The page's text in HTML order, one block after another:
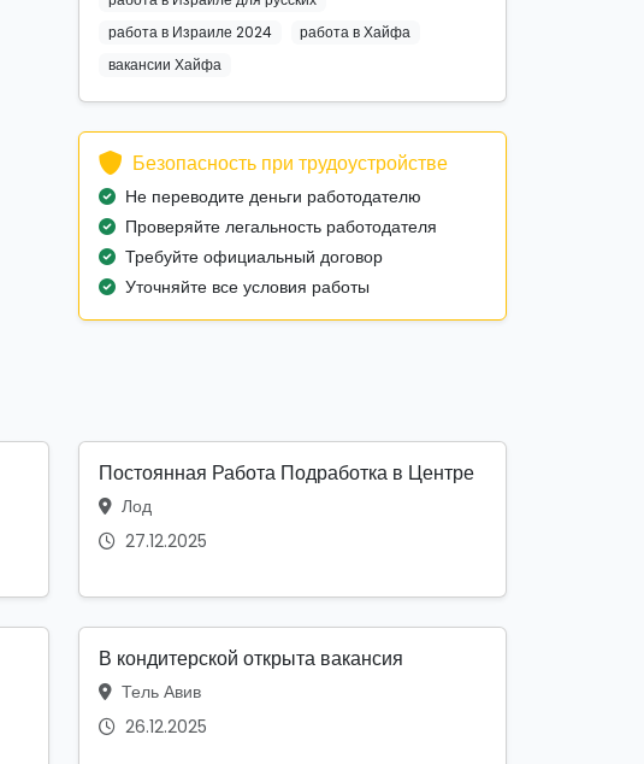
работа в Израиле 2024
работа в Хайфа
вакансии Хайфа
Безопасность при трудоустройстве
Не переводите деньги работодателю
Проверяйте легальность работодателя
Требуйте официальный договор
Уточняйте все условия работы
Постоянная Работа Подработка в Центре
Лод
27.12.2025
В кондитерской открыта вакансия
Тель Авив
26.12.2025